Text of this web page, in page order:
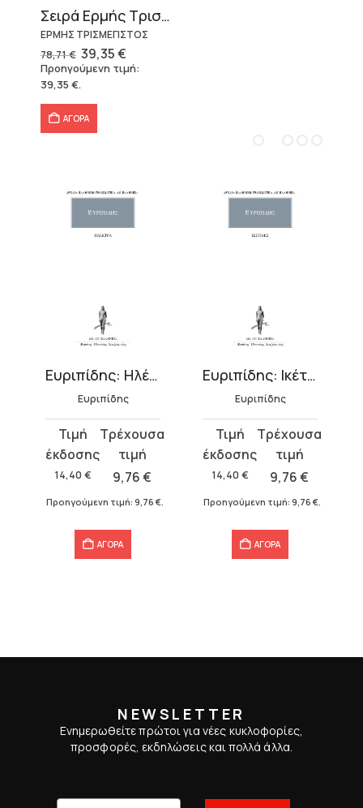
Σειρά Ερμής Τρισμέγιστος
ΕΡΜΗΣ ΤΡΙΣΜΕΓΙΣΤΟΣ
78,71€ Original
price
was:
78,71 €.
39,35€Η
τρέχουσα
τιμή
Προηγούμενη τιμή:
39,35 €.
ΑΓΟΡΑ
Ευριπίδης: Ηλέκτρα
Ευριπίδης
14,40 €
Original
price
was:
14,40 €.
9,76€
τρέχουσα
τιμή
Προηγούμενη τιμή: 9,76 €
ΑΓΟΡΑ
Ευριπίδης: Ικέτιδες
Ευριπίδης
14,40 €
Original
price
was:
14,40 €.
9,76€
τρέχουσα
τιμή
Προηγούμενη τιμή: 9,76 €
ΑΓΟΡΑ
NEWSLETTER
Ενημερωθείτε πρώτοι για νέες κυκλοφορίες,
προσφορές, εκδηλώσεις και πολλά άλλα.